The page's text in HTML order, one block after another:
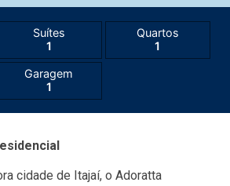
Suítes
1
Quartos
1
Garagem
1
cidade de Itajaí, o Adoratta